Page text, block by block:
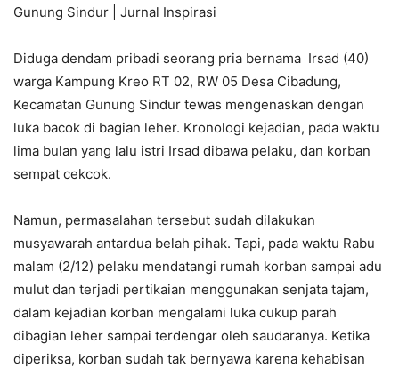
Gunung Sindur | Jurnal Inspirasi
Diduga dendam pribadi seorang pria bernama Irsad (40)
warga Kampung Kreo RT 02, RW 05 Desa Cibadung,
Kecamatan Gunung Sindur tewas mengenaskan dengan
luka bacok di bagian leher. Kronologi kejadian, pada waktu
lima bulan yang lalu istri Irsad dibawa pelaku, dan korban
sempat cekcok.
Namun, permasalahan tersebut sudah dilakukan
musyawarah antardua belah pihak. Tapi, pada waktu Rabu
malam (2/12) pelaku mendatangi rumah korban sampai adu
mulut dan terjadi pertikaian menggunakan senjata tajam,
dalam kejadian korban mengalami luka cukup parah
dibagian leher sampai terdengar oleh saudaranya. Ketika
diperiksa, korban sudah tak bernyawa karena kehabisan